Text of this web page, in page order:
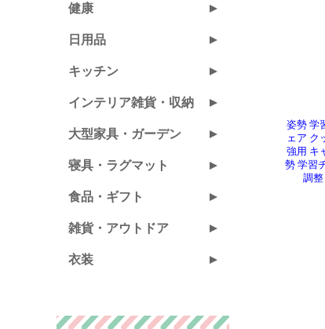
姿勢 学
ェア ク
強用 キ
勢 学習
調